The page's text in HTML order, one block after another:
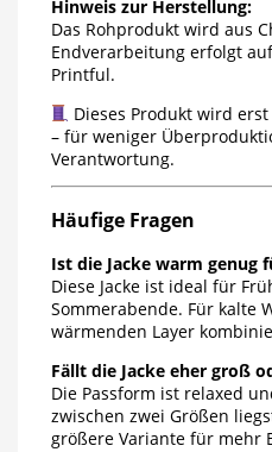
Hinweis zur Herstellung:
Das Rohprodukt wird aus
Endverarbeitung erfolgt
Printful.
Dieses Produkt wird
– für weniger
Verantwortung.
Häufige Fragen
Ist die Jacke warm genug
Diese Jacke ist ideal für
Sommerabende. Für kalte
wärmenden Layer
Fällt die Jacke eher groß
Die Passform ist relaxed
zwischen zwei Größen
größere Variante für mehr